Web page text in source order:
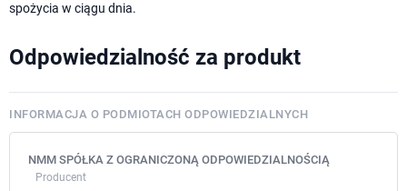
spożycia w ciągu dnia.
Odpowiedzialność za produkt
INFORMACJA O PODMIOTACH ODPOWIEDZIALNYCH
NMM SPÓŁKA Z OGRANICZONĄ ODPOWIEDZIALNOŚCIĄ
Producent